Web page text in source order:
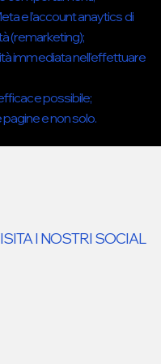
e l’account anaytics di
(remarketing);
immediata nell'effettuare
possibile;
e non solo.
I NOSTRI SOCIAL